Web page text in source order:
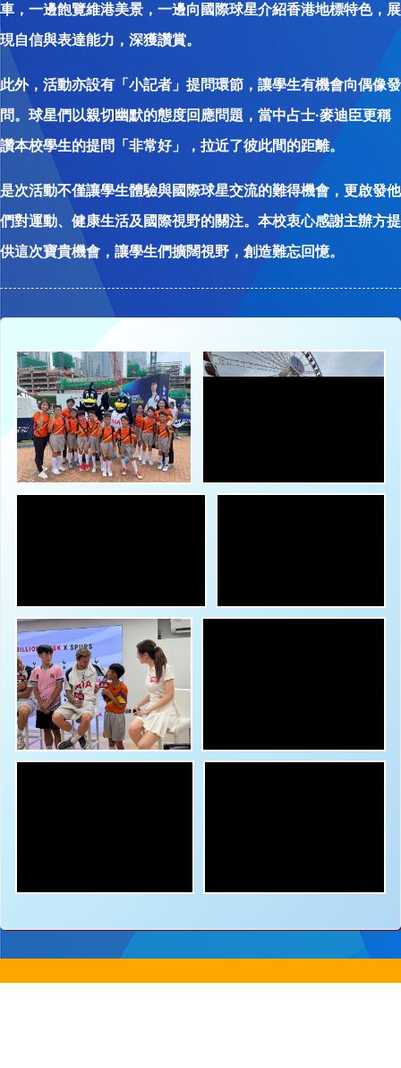
車，一邊飽覽維港美景，一邊向國際球星介紹香港地標特色，展
現自信與表達能力，深獲讚賞。
此外，活動亦設有「小記者」提問環節，讓學生有機會向偶像發
問。球星們以親切幽默的態度回應問題，當中占士·麥迪臣更稱
讚本校學生的提問「非常好」，拉近了彼此間的距離。
是次活動不僅讓學生體驗與國際球星交流的難得機會，更啟發他
們對運動、健康生活及國際視野的關注。本校衷心感謝主辦方提
供這次寶貴機會，讓學生們擴闊視野，創造難忘回憶。